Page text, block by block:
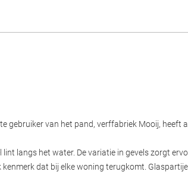
van het pand, verffabriek Mooij, heeft
langs het water. De variatie in gevels zorgt
dat bij elke woning terugkomt.